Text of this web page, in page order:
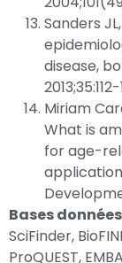
Sanders
disease,
2013;35:112-
Miriam
What is
for age-
Bases
SciFinder,
ProQUEST,